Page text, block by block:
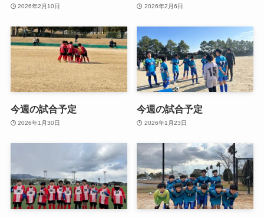
2026年2月10日 2026年2月6日
今週の試合予定
2026年1月30日
今週の試合予定
2026年1月23日